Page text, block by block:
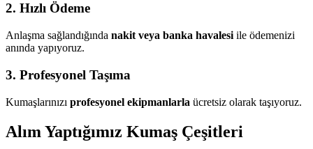
2. Hızlı Ödeme
Anlaşma sağlandığında nakit veya banka havalesi ile ödemenizi
anında yapıyoruz.
3. Profesyonel Taşıma
Kumaşlarınızı profesyonel ekipmanlarla ücretsiz olarak taşıyoruz.
Alım Yaptığımız Kumaş Çeşitleri